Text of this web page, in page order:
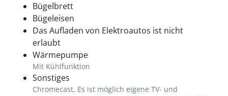
Bügelbrett
Bügeleisen
Das Aufladen von Elektroautos ist nicht
erlaubt
Wärmepumpe
Mit Kühlfunktion
Sonstiges
Chromecast, Es ist möglich eigene TV- und